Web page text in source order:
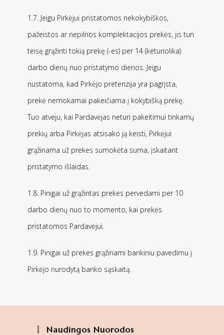
1.7. Jeigu Pirkėjui pristatomos nekokybiškos,
pažeistos ar nepilnos komplektacijos prekės, jis turi
teisę grąžinti tokią prekę (-es) per 14 (keturiolika)
darbo dienų nuo pristatymo dienos. Jeigu
nustatoma, kad Pirkėjo pretenzija yra pagrįsta,
prekė nemokamai pakeičiama į kokybišką prekę.
Tuo atveju, kai Pardavėjas neturi pakeitimui tinkamų
prekių arba Pirkėjas atsisako ją keisti, Pirkėjui
grąžinama už prekes sumokėta suma, įskaitant
pristatymo išlaidas.
1.8. Pinigai už grąžintas prekes pervedami per 10
darbo dienų nuo to momento, kai prekės
pristatomos Pardavėjui.
1.9. Pinigai už prekes grąžinami bankiniu pavedimu į
Pirkėjo nurodytą banko sąskaitą.
Naudingos Nuorodos